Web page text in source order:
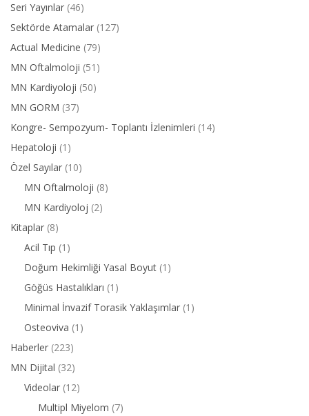
Seri Yayınlar (46)
Sektörde Atamalar (127)
Actual Medicine (79)
MN Oftalmoloji (51)
MN Kardiyoloji (50)
MN GORM (37)
Kongre- Sempozyum- Toplantı İzlenimleri (14)
Hepatoloji (1)
Özel Sayılar (10)
MN Oftalmoloji (8)
MN Kardiyoloj (2)
Kitaplar (8)
Acil Tıp (1)
Doğum Hekimliği Yasal Boyut (1)
Göğüs Hastalıkları (1)
Minimal İnvazif Torasik Yaklaşımlar (1)
Osteoviva (1)
Haberler (223)
MN Dijital (32)
Videolar (12)
Multipl Miyelom (7)